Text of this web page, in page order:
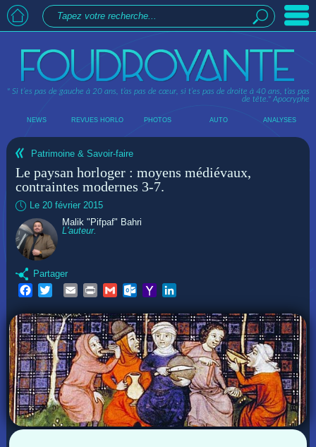
" Si t’es pas de gauche à 20 ans, t’as pas de cœur, si t’es pas de droite à 40 ans, t’as pas
de tête."Apocryphe
NEWS REVUES HORLO PHOTOS AUTO ANALYSES
Patrimoine & Savoir-faire
Le paysan horloger : moyens médiévaux,
contraintes modernes 3-7.
Le 20 février 2015
Malik "Pifpaf" Bahri
L'auteur.
Partager
Facebook
Twitter EmailPrint GmailOutlook.com
Yahoo